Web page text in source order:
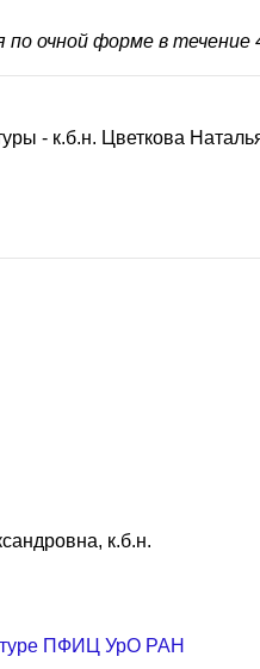
очной форме в течение
- к.б.н. Цветкова
к.б.н.
ПФИЦ УрО РАН